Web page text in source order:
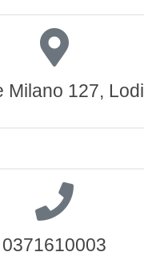
Milano 127, Lodi
0371610003